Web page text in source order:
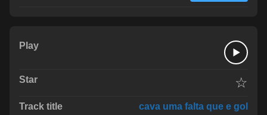
☆
cava uma falta que e gol